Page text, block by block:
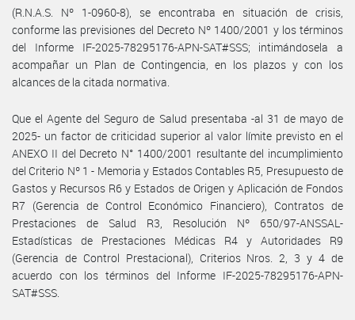
(R.N.A.S. Nº 1-0960-8), se encontraba en situación de crisis,
conforme las previsiones del Decreto Nº 1400/2001 y los términos
del Informe IF-2025-78295176-APN-SAT#SSS; intimándosela a
acompañar un Plan de Contingencia, en los plazos y con los
alcances de la citada normativa.
Que el Agente del Seguro de Salud presentaba -al 31 de mayo de
2025- un factor de criticidad superior al valor límite previsto en el
ANEXO II del Decreto N° 1400/2001 resultante del incumplimiento
del Criterio Nº 1 - Memoria y Estados Contables R5, Presupuesto de
Gastos y Recursos R6 y Estados de Origen y Aplicación de Fondos
R7 (Gerencia de Control Económico Financiero), Contratos de
Prestaciones de Salud R3, Resolución Nº 650/97-ANSSAL-
Estadísticas de Prestaciones Médicas R4 y Autoridades R9
(Gerencia de Control Prestacional), Criterios Nros. 2, 3 y 4 de
acuerdo con los términos del Informe IF-2025-78295176-APN-
SAT#SSS.